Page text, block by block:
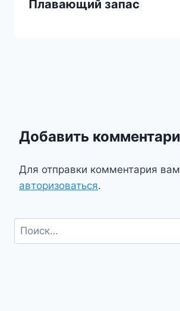
Плавающий запас
Добавить
Для отправки комментария
авторизоваться.
Найти: